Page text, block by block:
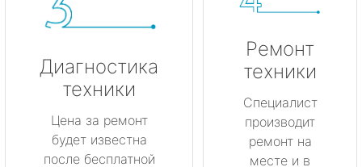
Диагностика
техники
Цена за ремонт
будет известна
после бесплатной
Ремонт
техники
Специалист
производит
ремонт на
месте и в